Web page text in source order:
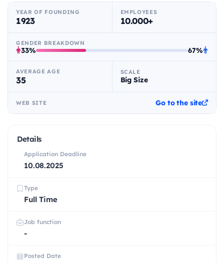
YEAR OF FOUNDING
1923
EMPLOYEES
10.000+
GENDER BREAKDOWN
33% 67%
AVERAGE AGE
35
SCALE
Big Size
WEB SITE Go to the site
Details
Application Deadline
10.08.2025
Type
Full Time
Job function
-
Posted Date